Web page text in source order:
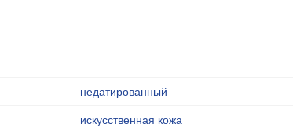
недатированный
искусственная кожа